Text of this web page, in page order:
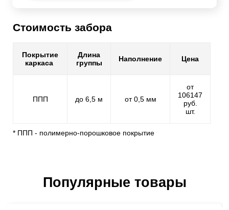
Стоимость забора
Покрытие
каркаса
Длина
группы
Наполнение Цена
ППП до 6,5 м от 0,5 мм
от
106147
руб.
шт.
* ППП - полимерно-порошковое покрытие
Популярные товары